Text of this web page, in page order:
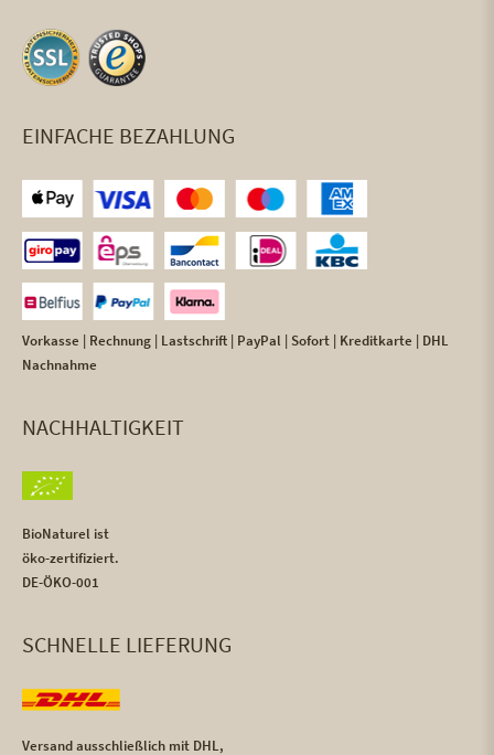
EINFACHE BEZAHLUNG
Vorkasse | Rechnung | Lastschrift | PayPal | Sofort | Kreditkarte | DHL
Nachnahme
NACHHALTIGKEIT
BioNaturel ist
öko-zertifiziert.
DE-ÖKO-001
SCHNELLE LIEFERUNG
Versand ausschließlich mit DHL,